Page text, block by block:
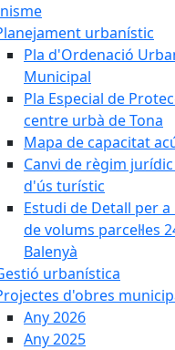
urbanístic
Pla d'Ordenació
Municipal
Pla Especial de
centre urbà de Tona
Mapa de capacitat
Canvi de règim
d'ús turístic
Estudi de Detall per
de volums parcel·les
Balenyà
urbanística
d'obres
Any 2026
Any 2025